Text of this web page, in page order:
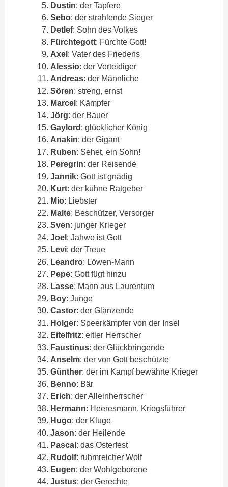
Dustin: der Tapfere
Sebo: der strahlende Sieger
Detlef: Sohn des Volkes
Fürchtegott: Fürchte Gott!
Axel : Vater des Friedens
Alessio: der Verteidiger
Andreas: der Männliche
Sören: streng, ernst
Marcel : Kämpfer
Jörg: der Bauer
Gaylord : glücklicher König
Anakin: der Gigant
Ruben: Sehet, ein Sohn!
Peregrin: der Reisende
Jannik: Gott ist gnädig
Kurt: der kühne Ratgeber
Mio: Liebster
Malte: Beschützer, Versorger
Sven: junger Krieger
Joel : Jahwe ist Gott
Levi: der Treue
Leandro: Löwen-Mann
Pepe: Gott fügt hinzu
Lasse: Mann aus Laurentum
Boy: Junge
Castor: der Glänzende
Holger: Speerkämpfer von der Insel
Eitelfritz: eitler Herrscher
Faustinus: der Glückbringende
Anselm: der von Gott beschützte
Günther: der im Kampf bewährte Krieger
Benno: Bär
Erich: der Alleinherrscher
Hermann: Heeresmann, Kriegsführer
Hugo: der Kluge
Jason: der Heilende
Pascal : das Osterfest
Rudolf: ruhmreicher Wolf
Eugen: der Wohlgeborene
Justus: der Gerechte